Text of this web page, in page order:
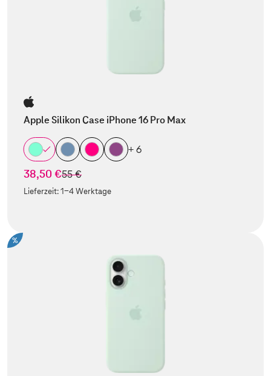
Apple Silikon Case iPhone 16 Pro Max
+ 6
38,50 €statt
55 €
Lieferzeit:1-4 Werktage
%